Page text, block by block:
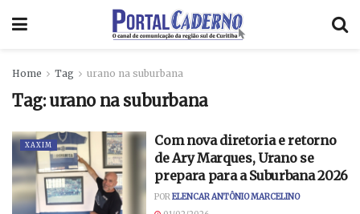
Home Tag urano na suburbana
Tag:urano na suburbana
XAXIM
Com nova diretoria e retorno
de Ary Marques, Urano se
prepara para a Suburbana 2026
PORELENCAR ANTÔNIO MARCELINO